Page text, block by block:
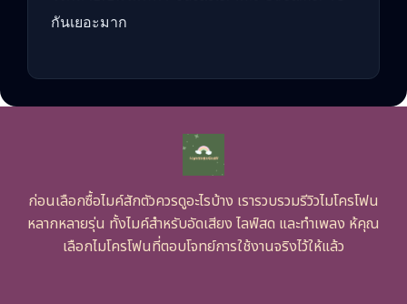
กันเยอะมาก
ก่อนเลือกซื้อไมค์สักตัวควรดูอะไรบ้าง เรารวบรวมรีวิวไมโครโฟน
หลากหลายรุ่น ทั้งไมค์สำหรับอัดเสียง ไลฟ์สด และทำเพลง ห้คุณ
เลือกไมโครโฟนที่ตอบโจทย์การใช้งานจริงไว้ให้แล้ว